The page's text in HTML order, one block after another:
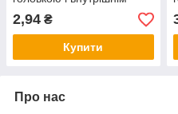
шестигранником без
покриття
2,94 ₴
Купити
Про нас